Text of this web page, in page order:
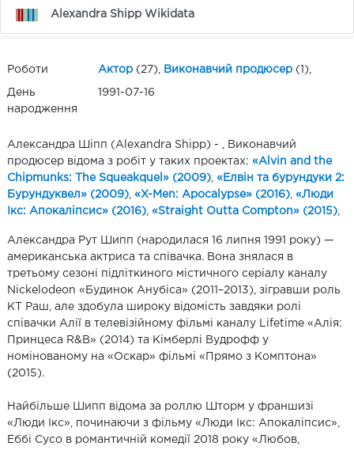
Alexandra Shipp Wikidata
Роботи Актор (27), Виконавчий продюсер (1),
День
народження
1991-07-16
Александра Шіпп (Alexandra Shipp) - , Виконавчий
продюсер відома з робіт у таких проектах: «Alvin and the
Chipmunks: The Squeakquel» (2009) «Елвін та бурундуки 2:
Бурундуквел» (2009) «X-Men: Apocalypse» (2016) «Люди
Ікс: Апокаліпсис» (2016) «Straight Outta Compton» (2015)
Александра Рут Шипп (народилася 16 липня 1991 року) —
американська актриса та співачка. Вона знялася в
третьому сезоні підліткиного містичного серіалу каналу
Nickelodeon «Будинок Анубіса» (2011–2013), зігравши роль
КТ Раш, але здобула широку відомість завдяки ролі
співачки Алії в телевізійному фільмі каналу Lifetime «Алія:
Принцеса R&B» (2014) та Кімберлі Вудрофф у
номінованому на «Оскар» фільмі «Прямо з Комптона»
(2015).
Найбільше Шипп відома за роллю Шторм у франшизі
«Люди Ікс», починаючи з фільму «Люди Ікс: Апокаліпсис»,
Еббі Сусо в романтичній комедії 2018 року «Любов,